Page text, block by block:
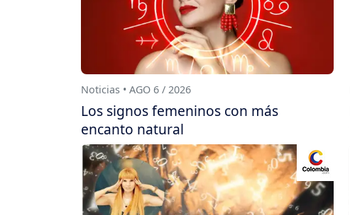
Noticias • AGO 6 / 2026
Los signos femeninos con más
encanto natural